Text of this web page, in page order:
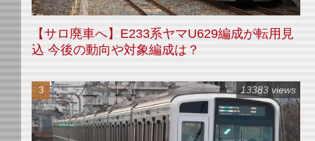
【サロ廃車へ】E233系ヤマU629編成が転用見
込 今後の動向や対象編成は？
13383 views